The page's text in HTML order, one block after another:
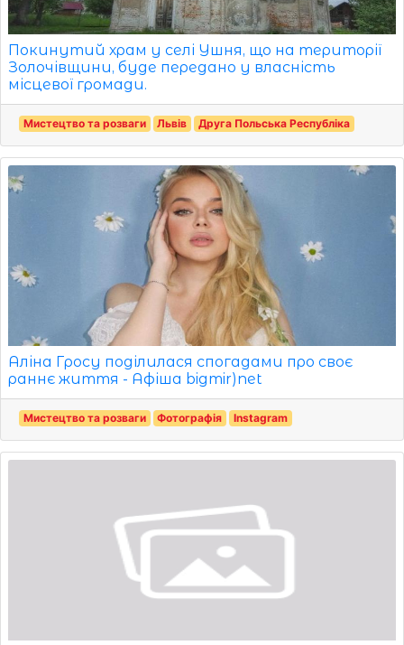
Покинутий храм у селі Ушня, що на території
Золочівщини, буде передано у власність
місцевої громади.
Мистецтво та розваги Львів Друга Польська Республіка
Аліна Гросу поділилася спогадами про своє
раннє життя - Афіша bigmir)net
Мистецтво та розваги Фотографія Instagram